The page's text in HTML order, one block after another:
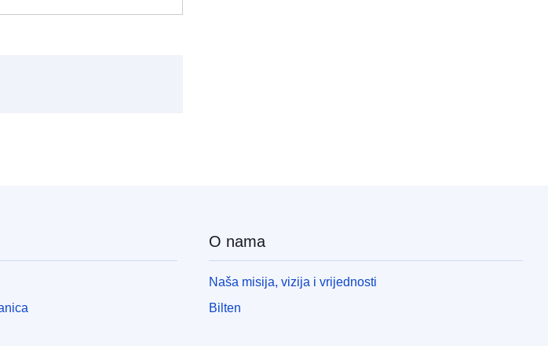
O nama
Naša misija, vizija i vrijednosti
Bilten